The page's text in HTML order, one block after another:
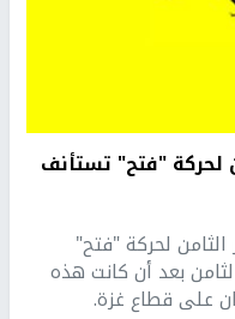
لحركة "فتح" تستأنف
الثامن لحركة "فتح"
بعد أن كانت هذه
على قطاع غزة.